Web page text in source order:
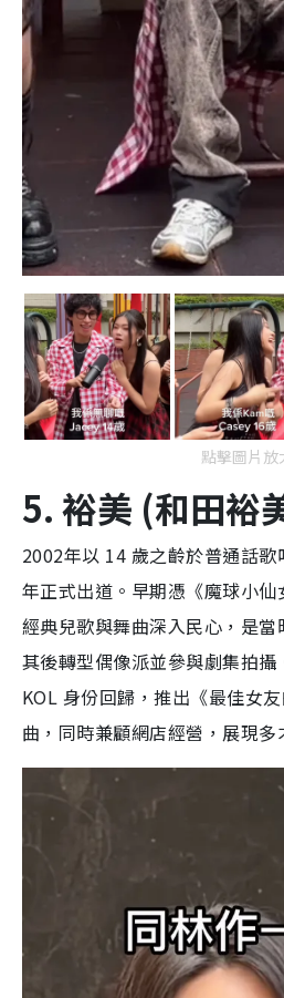
點擊圖片放
5. 裕美 (和田裕
2002年以 14 歲之齡於普通話
年正式出道。早期憑《魔球小
經典兒歌與舞曲深入民心，是當
其後轉型偶像派並參與劇集拍
KOL 身份回歸，推出《最佳女
曲，同時兼顧網店經營，展現多